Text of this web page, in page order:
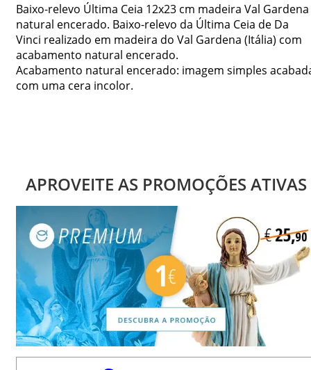
Baixo-relevo Última Ceia 12x23 cm madeira Val Gardena
natural encerado. Baixo-relevo da Última Ceia de Da
Vinci realizado em madeira do Val Gardena (Itália) com
acabamento natural encerado.
Acabamento natural encerado: imagem simples
com uma cera incolor.
APROVEITE AS PROMOÇÕES ATIVAS